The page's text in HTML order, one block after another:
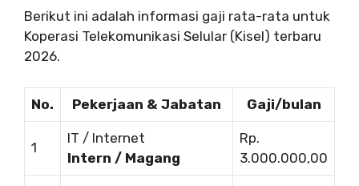
Berikut ini adalah informasi gaji rata-rata untuk
Koperasi Telekomunikasi Selular (Kisel) terbaru
2026.
No. Pekerjaan & Jabatan Gaji/bulan
1
IT / Internet
Intern / Magang
Rp.
3.000.000,00